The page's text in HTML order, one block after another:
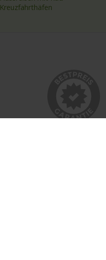
Kreuzfahrthäfen